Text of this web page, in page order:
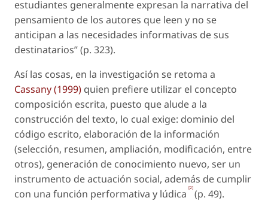
estudiantes generalmente expresan la narrativa del
pensamiento de los autores que leen y no se
anticipan a las necesidades informativas de sus
destinatarios” (p. 323).
Así las cosas, en la investigación se retoma a
Cassany (1999) quien prefiere utilizar el concepto
composición escrita, puesto que alude a la
construcción del texto, lo cual exige: dominio del
código escrito, elaboración de la información
(selección, resumen, ampliación, modificación, entre
otros), generación de conocimiento nuevo, ser un
instrumento de actuación social, además de cumplir
con una función performativa y lúdica [2] (p. 49).